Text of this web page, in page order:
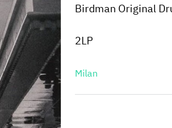
Birdman Original
2LP
Milan